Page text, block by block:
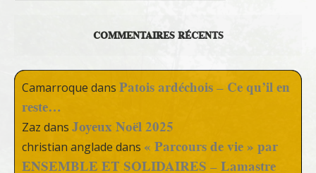
COMMENTAIRES RÉCENTS
Camarroque dans Patois ardéchois – Ce qu’il en
reste…
Zaz dans Joyeux Noël 2025
christian anglade dans « Parcours de vie » par
ENSEMBLE ET SOLIDAIRES – Lamastre